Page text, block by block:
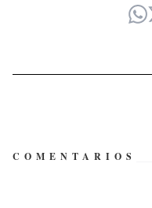
COMENTARIOS